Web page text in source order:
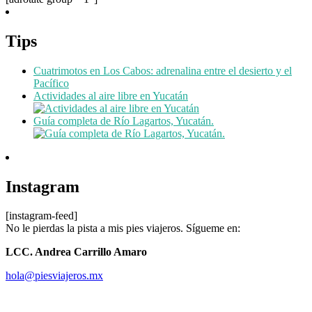
Tips
Cuatrimotos en Los Cabos: adrenalina entre el desierto y el
Pacífico
Actividades al aire libre en Yucatán
Guía completa de Río Lagartos, Yucatán.
Instagram
[instagram-feed]
No le pierdas la pista a mis pies viajeros. Sígueme en:
LCC. Andrea Carrillo Amaro
hola@piesviajeros.mx